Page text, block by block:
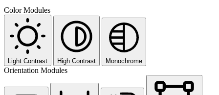
Color Modules
Light Contrast High Contrast Monochrome
Orientation Modules